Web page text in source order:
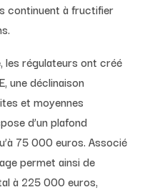
continuent à fructifier
régulateurs ont créé
une déclinaison
et moyennes
d’un plafond
75 000 euros. Associé
permet ainsi de
à 225 000 euros,